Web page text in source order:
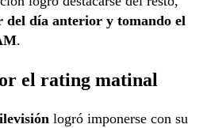
del día anterior y tomando el
.
el rating matinal
logró imponerse con su